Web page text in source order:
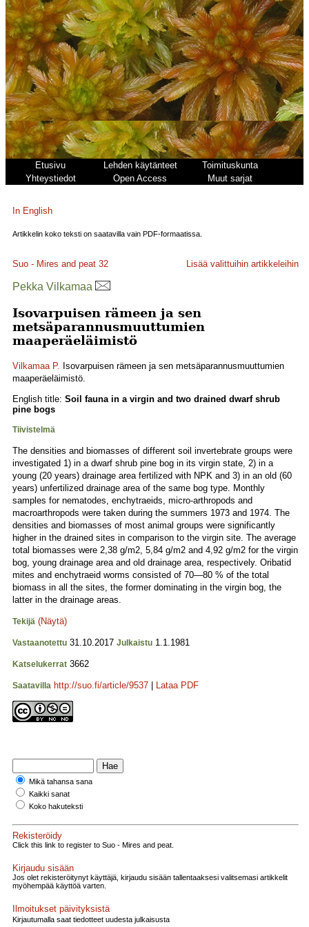
Etusivu Lehden käytänteet
Toimituskunta
Yhteystiedot
Open Access Muut sarjat
In English
Artikkelin koko teksti on saatavilla vain PDF-formaatissa.
Suo - Mires and peat 32 Lisää valittuihin artikkeleihin
Pekka Vilkamaa
Isovarpuisen rämeen ja sen
metsäparannusmuuttumien
maaperäeläimistö
Vilkamaa P. Isovarpuisen rämeen ja sen metsäparannusmuuttumien
maaperäeläimistö.
English title: Soil fauna in a virgin and two drained dwarf shrub
pine bogs
Tiivistelmä
The densities and biomasses of different soil invertebrate groups were
investigated 1) in a dwarf shrub pine bog in its virgin state, 2) in a
young (20 years) drainage area fertilized with NPK and 3) in an old (60
years) unfertilized drainage area of the same bog type. Monthly
samples for nematodes, enchytraeids, micro-arthropods and
macroarthropods were taken during the summers 1973 and 1974. The
densities and biomasses of most animal groups were significantly
higher in the drained sites in comparison to the virgin site. The average
total biomasses were 2,38 g/m2, 5,84 g/m2 and 4,92 g/m2 for the virgin
bog, young drainage area and old drainage area, respectively. Oribatid
mites and enchytraeid worms consisted of 70—80 % of the total
biomass in all the sites, the former dominating in the virgin bog, the
latter in the drainage areas.
Tekijä (Näytä)
Vastaanotettu 31.10.2017 Julkaistu 1.1.1981
Katselukerrat 3662
Saatavilla http://suo.fi/article/9537 Lataa PDF
Mikä tahansa sana
Kaikki sanat
Koko hakuteksti
Rekisteröidy
Click this link to register to Suo - Mires and peat.
Kirjaudu sisään
Jos olet rekisteröitynyt käyttäjä, kirjaudu sisään tallentaaksesi valitsemasi artikkelit
myöhempää käyttöä varten.
Ilmoitukset päivityksistä
Kirjautumalla saat tiedotteet uudesta julkaisusta